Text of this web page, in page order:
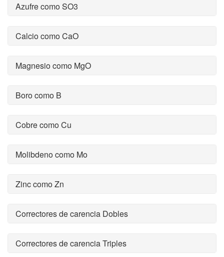
Azufre como SO3
Calcio como CaO
Magnesio como MgO
Boro como B
Cobre como Cu
Molibdeno como Mo
Zinc como Zn
Correctores de carencia Dobles
Correctores de carencia Triples